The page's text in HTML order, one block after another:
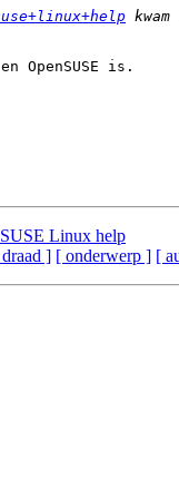
OpenSUSE is.
Linux help
] [ onderwerp ] [